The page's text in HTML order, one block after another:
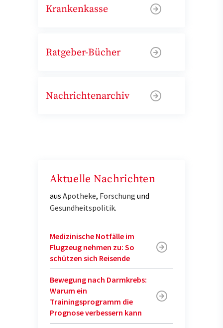
Krankenkasse
Ratgeber-Bücher
Nachrichtenarchiv
Aktuelle Nachrichten
aus Apotheke, Forschung und
Gesundheitspolitik.
Medizinische Notfälle im
Flugzeug nehmen zu: So
schützen sich Reisende
Bewegung nach Darmkrebs:
Warum ein
Trainingsprogramm die
Prognose verbessern kann